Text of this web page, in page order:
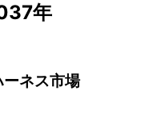
年
ネス市場